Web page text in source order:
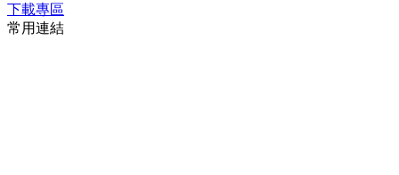
下載專區
常用連結